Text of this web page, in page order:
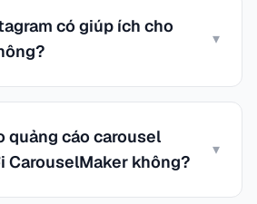
có giúp ích cho
▾
quảng cáo carousel
CarouselMaker không?
▾